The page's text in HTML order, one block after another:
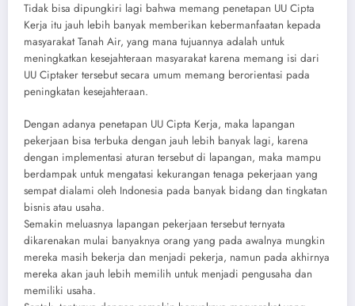
Tidak bisa dipungkiri lagi bahwa memang penetapan UU Cipta
Kerja itu jauh lebih banyak memberikan kebermanfaatan kepada
masyarakat Tanah Air, yang mana tujuannya adalah untuk
meningkatkan kesejahteraan masyarakat karena memang isi dari
UU Ciptaker tersebut secara umum memang berorientasi pada
peningkatan kesejahteraan.
Dengan adanya penetapan UU Cipta Kerja, maka lapangan
pekerjaan bisa terbuka dengan jauh lebih banyak lagi, karena
dengan implementasi aturan tersebut di lapangan, maka mampu
berdampak untuk mengatasi kekurangan tenaga pekerjaan yang
sempat dialami oleh Indonesia pada banyak bidang dan tingkatan
bisnis atau usaha.
Semakin meluasnya lapangan pekerjaan tersebut ternyata
dikarenakan mulai banyaknya orang yang pada awalnya mungkin
mereka masih bekerja dan menjadi pekerja, namun pada akhirnya
mereka akan jauh lebih memilih untuk menjadi pengusaha dan
memiliki usaha.